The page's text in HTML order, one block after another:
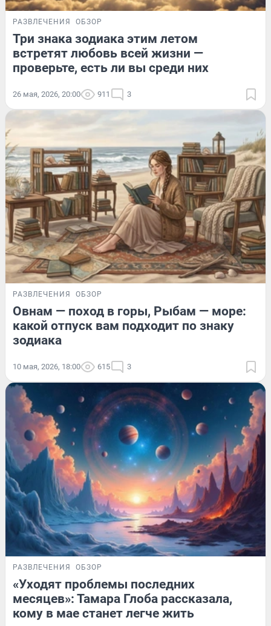
РАЗВЛЕЧЕНИЯ ОБЗОР
Три знака зодиака этим летом
встретят любовь всей жизни —
проверьте, есть ли вы среди них
26 мая, 2026, 20:00 911 3
РАЗВЛЕЧЕНИЯ ОБЗОР
Овнам — поход в горы, Рыбам — море:
какой отпуск вам подходит по знаку
зодиака
10 мая, 2026, 18:00 615 3
РАЗВЛЕЧЕНИЯ ОБЗОР
«Уходят проблемы последних
месяцев»: Тамара Глоба рассказала,
кому в мае станет легче жить